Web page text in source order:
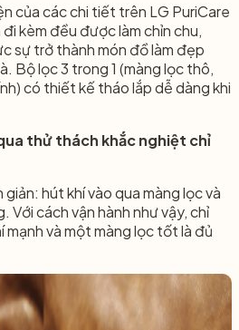
của các chi tiết trên LG PuriCare
kèm đều được làm chỉn chu,
sự trở thành món đồ làm đẹp
Bộ lọc 3 trong 1 (màng lọc thô,
có thiết kế tháo lắp dễ dàng khi
thử thách khắc nghiệt chỉ
giản: hút khí vào qua màng lọc và
Với cách vận hành như vậy, chỉ
và một màng lọc tốt là đủ